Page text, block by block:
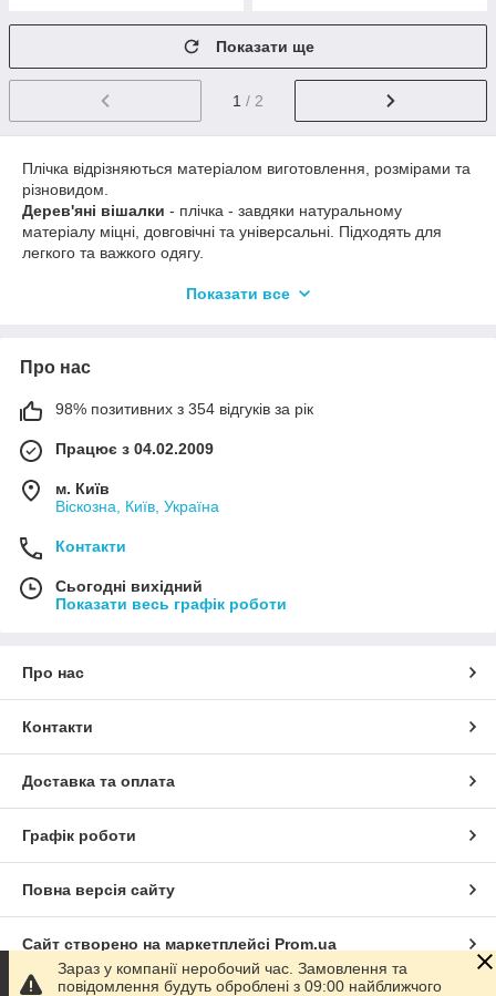
Показати ще
1 / 2
Плічка відрізняються матеріалом виготовлення, розмірами та
різновидом.
Дерев'яні вішалки - плічка - завдяки натуральному
матеріалу міцні, довговічні та універсальні. Підходять для
легкого та важкого одягу.
затискачі, гачки та прищіпки.
висіти у шафі, зберігаючи витончений вигляд після
Показати все
Про нас
98% позитивних з 354 відгуків за рік
Працює з 04.02.2009
м. Київ
Віскозна, Київ, Україна
Контакти
Сьогодні вихідний
Показати весь графік роботи
Про нас
Контакти
Доставка та оплата
Графік роботи
Повна версія сайту
Сайт створено на маркетплейсі Prom.ua
Зараз у компанії неробочий час. Замовлення та
повідомлення будуть оброблені з 09:00 найближчого